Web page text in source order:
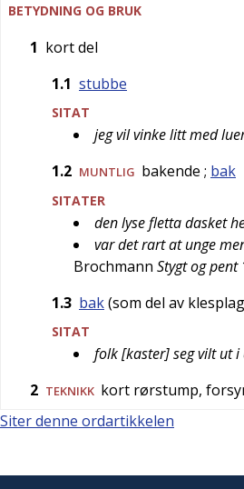
BETYDNING OG BRUK
1 kort del
1.1 stubbe
SITAT
jeg vil vinke litt med
1.2 MUNTLIG bakende ; bak
SITATER
den lyse fletta dasket
var det rart at unge
Brochmann Stygt og pent
1.3 bak(som del av
SITAT
folk [kaster] seg vilt ut
2 TEKNIKK kort rørstump,
Siter denne ordartikkelen